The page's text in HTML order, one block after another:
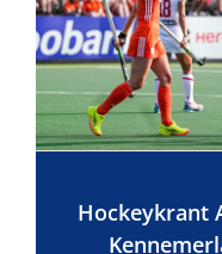
Hockeykrant